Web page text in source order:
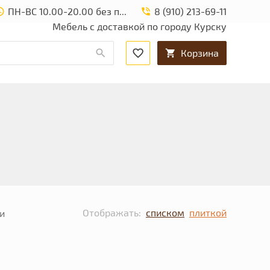
ПН-ВС 10.00-20.00 без перерыва и выходных.
8 (910) 213-69-11
Мебель с доставкой по городу Курску
Корзина
Отображать: списком плиткой